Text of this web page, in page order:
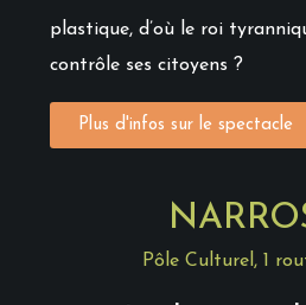
plastique, d’où le roi
contrôle ses citoyens ?
Plus d'infos sur le spectacle
Pôle Culturel, 1